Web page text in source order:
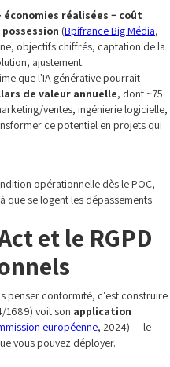
économies réalisées − coût
(Bpifrance Big Média,
objectifs chiffrés, captation de la
ajustement.
que l'IA générative pourrait
de valeur annuelle, dont ~75
ventes, ingénierie logicielle,
ce potentiel en projets qui
opérationnelle dès le POC,
que se logent les dépassements.
et le RGPD
penser conformité, c'est construire
1689) voit son application
européenne, 2024) — le
vous pouvez déployer.